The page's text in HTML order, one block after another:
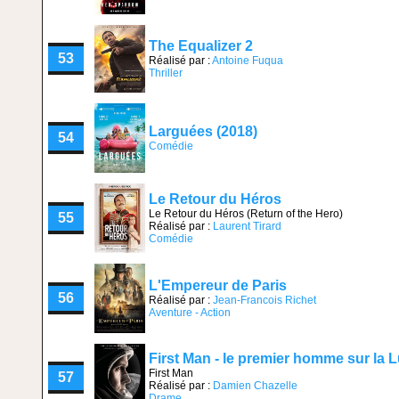
53
The Equalizer 2
Réalisé par :Antoine Fuqua
Thriller
54 Larguées (2018)
Comédie
55
Le Retour du Héros
Le Retour du Héros (Return of the Hero)
Réalisé par : Laurent Tirard
Comédie
56
L'Empereur de Paris
Réalisé par : Jean-Francois Richet
Aventure - Action
57
First Man - le premier homme sur la
First Man
Réalisé par : Damien Chazelle